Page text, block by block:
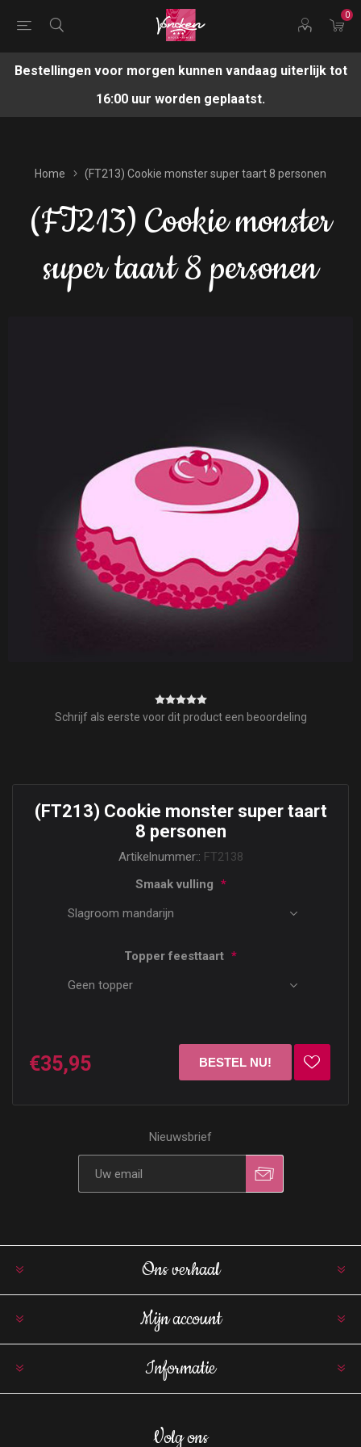
0
Bestellingen voor morgen kunnen vandaag uiterlijk tot
16:00 uur worden geplaatst.
Home (FT213) Cookie monster super taart 8 personen
(FT213) Cookie monster
super taart 8 personen
Schrijf als eerste voor dit product een beoordeling
(FT213) Cookie monster super taart
8 personen
Artikelnummer:: FT2138
Smaak vulling *
Topper feesttaart *
€35,95
Nieuwsbrief
Ons verhaal
Mijn account
Informatie
Volg ons